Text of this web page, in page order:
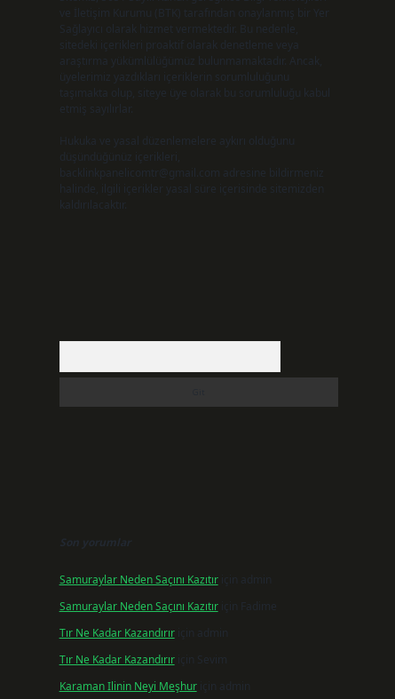
ve İletişim Kurumu (BTK) tarafından onaylanmış bir Yer
Sağlayıcı olarak hizmet vermektedir. Bu nedenle,
sitedeki içerikleri proaktif olarak denetleme veya
araştırma yükümlülüğümüz bulunmamaktadır. Ancak,
üyelerimiz yazdıkları içeriklerin sorumluluğunu
taşımakta olup, siteye üye olarak bu sorumluluğu kabul
etmiş sayılırlar.
Hukuka ve yasal düzenlemelere aykırı olduğunu
düşündüğünüz içerikleri,
backlinkpanelicomtr@gmail.com adresine bildirmeniz
halinde, ilgili içerikler yasal süre içerisinde sitemizden
kaldırılacaktır.
Son yorumlar
Samuraylar Neden Saçını Kazıtıriçin
admin
Samuraylar Neden Saçını Kazıtıriçin
Fadime
Tır Ne Kadar Kazandırıriçin
admin
Tır Ne Kadar Kazandırıriçin Sevim
Karaman Ilinin Neyi Meşhuriçin admin